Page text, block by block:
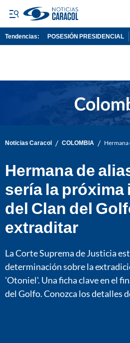
Tendencias: POSESIÓN PRESIDENCIAL
Noticias Caracol / COLOMBIA / Hermana
Hermana de
sería la
del Clan del
extraditar
La Corte Suprema de Justicia
determinación sobre la
'Otoniel'. Una ficha clave en el
del Golfo. Conozca los detalles